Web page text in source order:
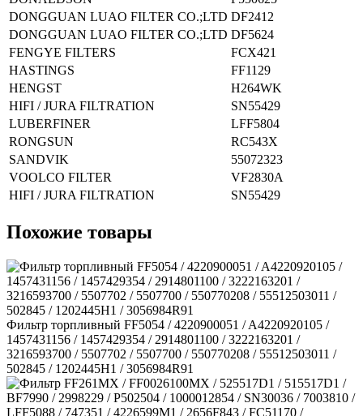
DONGGUAN LUAO FILTER CO.;LTD DF2412
DONGGUAN LUAO FILTER CO.;LTD DF5624
FENGYE FILTERS
FCX421
HASTINGS
FF1129
HENGST
H264WK
HIFI / JURA FILTRATION
SN55429
LUBERFINER
LFF5804
RONGSUN
RC543X
SANDVIK
55072323
VOOLCO FILTER
VF2830A
HIFI / JURA FILTRATION
SN55429
Похожие товары
Фильтр торпливный FF5054 / 4220900051 / A4220920105 /
1457431156 / 1457429354 / 2914801100 / 3222163201 /
3216593700 / 5507702 / 5507700 / 550770208 / 55512503011 /
502845 / 1202445H1 / 3056984R91